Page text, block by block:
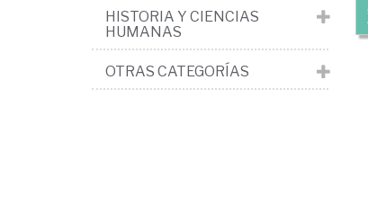
HISTORIA Y CIENCIAS
HUMANAS
OTRAS CATEGORÍAS